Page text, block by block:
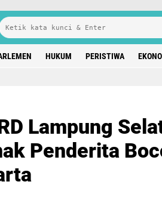
HUKUM PERISTIWA
Lampung
Penderita